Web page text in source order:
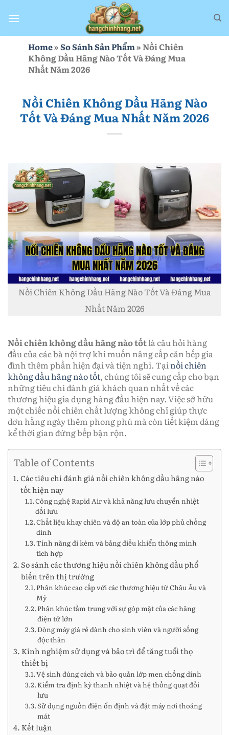
qua
Home»So Sánh Sản Phẩm»Nồi Chiên
Không Dầu Hãng Nào Tốt Và Đáng Mua
Nhất Năm 2026
Nồi Chiên Không Dầu Hãng Nào
Tốt Và Đáng Mua Nhất Năm 2026
Nồi Chiên Không Dầu Hãng Nào Tốt Và Đáng Mua
Nhất Năm 2026
Nồi chiên không dầu hãng nào tốtlà câu hỏi hàng
đầu của các bà nội trợ khi muốn nâng cấp căn bếp gia
đình thêm phần hiện đại và tiện nghi. Tạinồi chiên
không dầu hãng nào tốt, chúng tôi sẽ cung cấp cho bạn
những tiêu chí đánh giá khách quan nhất về các
thương hiệu gia dụng hàng đầu hiện nay. Việc sở hữu
một chiếc nồi chiên chất lượng không chỉ giúp thực
đơn hằng ngày thêm phong phú mà còn tiết kiệm đáng
kể thời gian đứng bếp bận rộn.
Table of Contents
Các tiêu chí đánh giá nồi chiên không dầu hãng nào
tốt hiện nay
Công nghệ Rapid Air và khả năng lưu chuyển nhiệt
đối lưu
Chất liệu khay chiên và độ an toàn của lớp phủ chống
dính
Tính năng đi kèm và bảng điều khiển thông minh
tích hợp
So sánh các thương hiệu nồi chiên không dầu phổ
biến trên thị trường
Phân khúc cao cấp với các thương hiệu từ Châu Âu và
Mỹ
Phân khúc tầm trung với sự góp mặt của các hãng
điện tử lớn
Dòng máy giá rẻ dành cho sinh viên và người sống
độc thân
Kinh nghiệm sử dụng và bảo trì để tăng tuổi thọ
thiết bị
Vệ sinh đúng cách và bảo quản lớp men chống dính
Kiểm tra định kỳ thanh nhiệt và hệ thống quạt đối
lưu
Sử dụng nguồn điện ổn định và đặt máy nơi thoáng
mát
Kết luận